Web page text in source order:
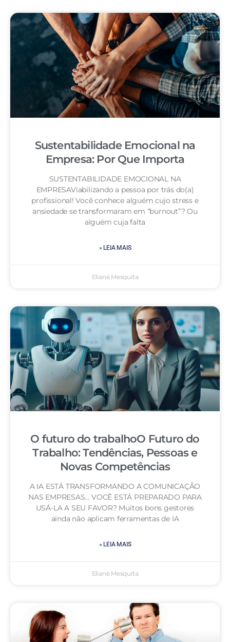
Sustentabilidade Emocional na
Empresa: Por Que Importa
SUSTENTABILIDADE EMOCIONAL NA
EMPRESAViabilizando a pessoa por trás do(a)
profissional! Você conhece alguém cujo stress e
ansiedade se transformaram em “burnout”? Ou
alguém cuja falta
» LEIA MAIS
Eliane Mesquita
O futuro do trabalhoO Futuro do
Trabalho: Tendências, Pessoas e
Novas Competências
A IA ESTÁ TRANSFORMANDO A COMUNICAÇÃO
NAS EMPRESAS… VOCÊ ESTÁ PREPARADO PARA
USÁ-LA A SEU FAVOR? Muitos bons gestores
ainda não aplicam ferramentas de IA
» LEIA MAIS
Eliane Mesquita